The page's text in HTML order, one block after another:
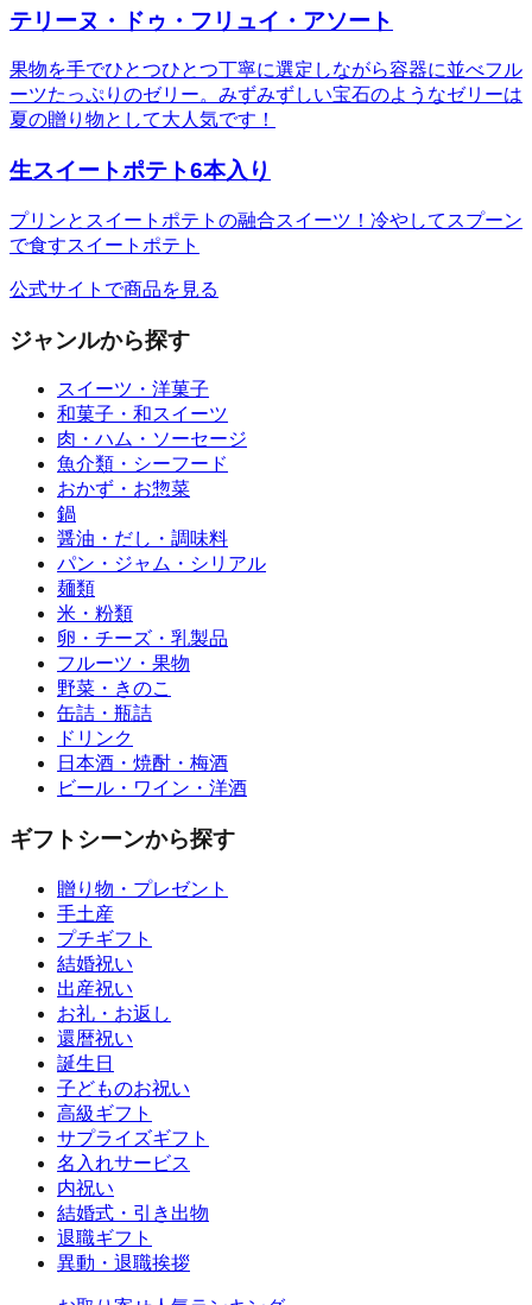
テリーヌ・ドゥ・フリュイ・アソート
果物を手でひとつひとつ丁寧に選定しながら容器に並べフル
ーツたっぷりのゼリー。みずみずしい宝石のようなゼリーは
夏の贈り物として大人気です！
生スイートポテト6本入り
プリンとスイートポテトの融合スイーツ！冷やしてスプーン
で食すスイートポテト
公式サイトで商品を見る
ジャンルから探す
スイーツ・洋菓子
和菓子・和スイーツ
肉・ハム・ソーセージ
魚介類・シーフード
おかず・お惣菜
鍋
醤油・だし・調味料
パン・ジャム・シリアル
麺類
米・粉類
卵・チーズ・乳製品
フルーツ・果物
野菜・きのこ
缶詰・瓶詰
ドリンク
日本酒・焼酎・梅酒
ビール・ワイン・洋酒
ギフトシーンから探す
贈り物・プレゼント
手土産
プチギフト
結婚祝い
出産祝い
お礼・お返し
還暦祝い
誕生日
子どものお祝い
高級ギフト
サプライズギフト
名入れサービス
内祝い
結婚式・引き出物
退職ギフト
異動・退職挨拶